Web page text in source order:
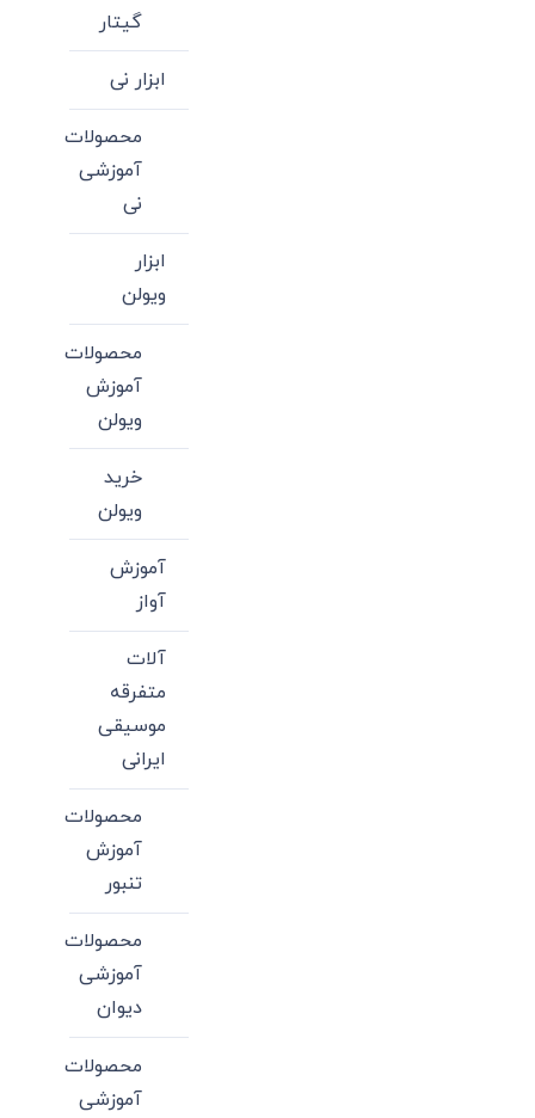
گیتار
ابزار نی
محصولات
آموزشی
نی
ابزار
ویولن
محصولات
آموزش
ویولن
خرید
ویولن
آموزش
آواز
آلات
متفرقه
موسیقی
ایرانی
محصولات
آموزش
تنبور
محصولات
آموزشی
دیوان
محصولات
آموزشی